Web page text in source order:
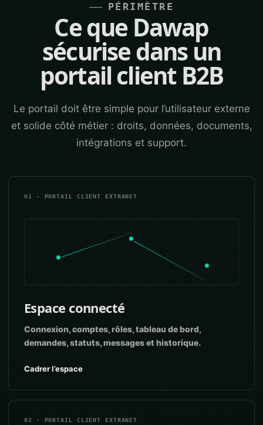
PÉRIMÈTRE
Ce que Dawap
sécurise dans un
portail client B2B
Le portail doit être simple pour l’utilisateur externe
et solide côté métier : droits, données, documents,
intégrations et support.
01 · PORTAIL CLIENT EXTRANET
Espace connecté
Connexion, comptes, rôles, tableau de bord,
demandes, statuts, messages et historique.
Cadrer l’espace
02 · PORTAIL CLIENT EXTRANET